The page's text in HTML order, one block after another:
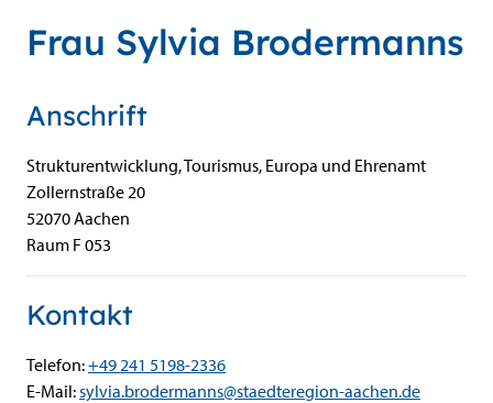
Frau Sylvia Brodermanns
Anschrift
Strukturentwicklung, Tourismus, Europa und Ehrenamt
Zollernstraße20
52070Aachen
Raum F 053
Kontakt
Telefon:+49 241 5198-2336
E-Mail:sylvia.brodermanns@staedteregion-aachen.de